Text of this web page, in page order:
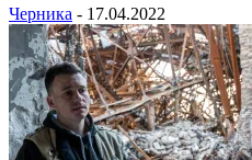
Черника - 17.04.2022